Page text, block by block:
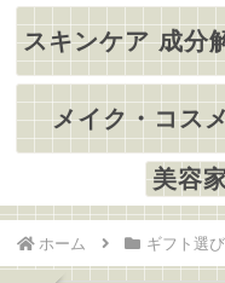
スキンケア 成分
メイク・コス
美容
ホーム ギフト選